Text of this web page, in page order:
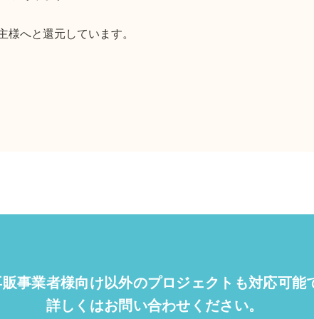
様へと還元しています。
販事業者様向け以外のプロジェクトも対応可能
詳しくはお問い合わせください。